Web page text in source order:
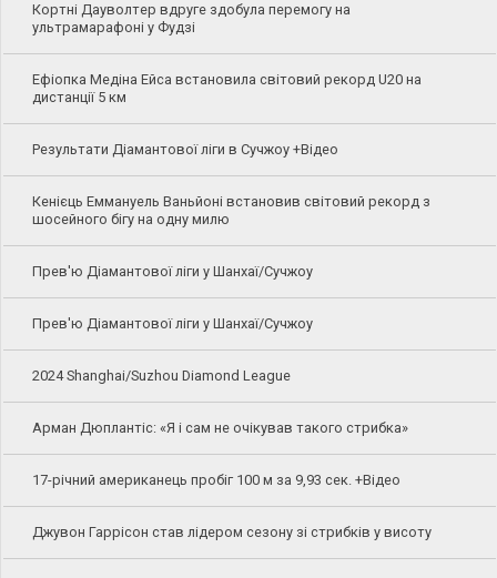
Кортні Дауволтер вдруге здобула перемогу на
ультрамарафоні у Фудзі
Ефіопка Медіна Ейса встановила світовий рекорд U20 на
дистанції 5 км
Результати Діамантової ліги в Сучжоу +Відео
Кенієць Еммануель Ваньйоні встановив світовий рекорд з
шосейного бігу на одну милю
Прев'ю Діамантової ліги у Шанхаї/Сучжоу
Прев'ю Діамантової ліги у Шанхаї/Сучжоу
2024 Shanghai/Suzhou Diamond League
Арман Дюплантіс: «Я і сам не очікував такого стрибка»
17-річний американець пробіг 100 м за 9,93 сек. +Відео
Джувон Гаррісон став лідером сезону зі стрибків у висоту